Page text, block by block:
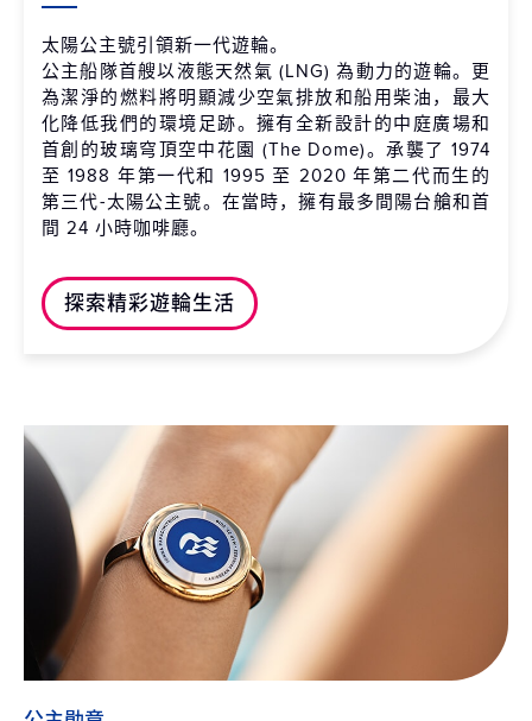
太陽公主號引領新一代遊輪。
公主船隊首艘以液態天然氣 (LNG) 為動力的遊輪。更
為潔淨的燃料將明顯減少空氣排放和船用柴油，最大
化降低我們的環境足跡。擁有全新設計的中庭廣場和
首創的玻璃穹頂空中花園 (The Dome)。承襲了 1974
至 1988 年第一代和 1995 至 2020 年第二代而生的
第三代-太陽公主號。在當時，擁有最多間陽台艙和首
間 24 小時咖啡廳。
探索精彩遊輪生活